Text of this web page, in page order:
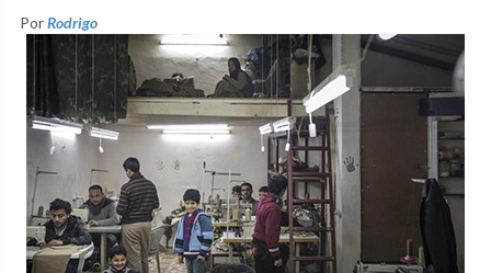
PorRodrigo